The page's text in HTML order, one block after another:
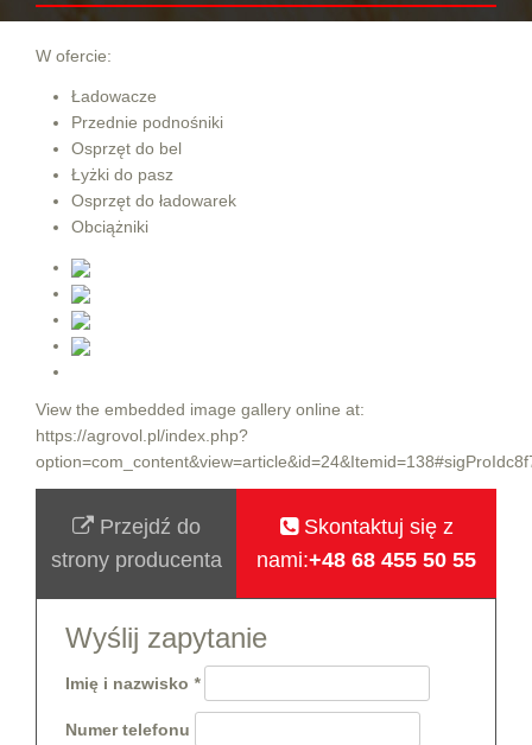
W ofercie:
Ładowacze
Przednie podnośniki
Osprzęt do bel
Łyżki do pasz
Osprzęt do ładowarek
Obciążniki
View the embedded image gallery online at:
https://agrovol.pl/index.php?
Przejdź do
strony producenta
Skontaktuj się z
nami:+48 68 455 50 55
Wyślij zapytanie
Imię i nazwisko
Numer telefonu